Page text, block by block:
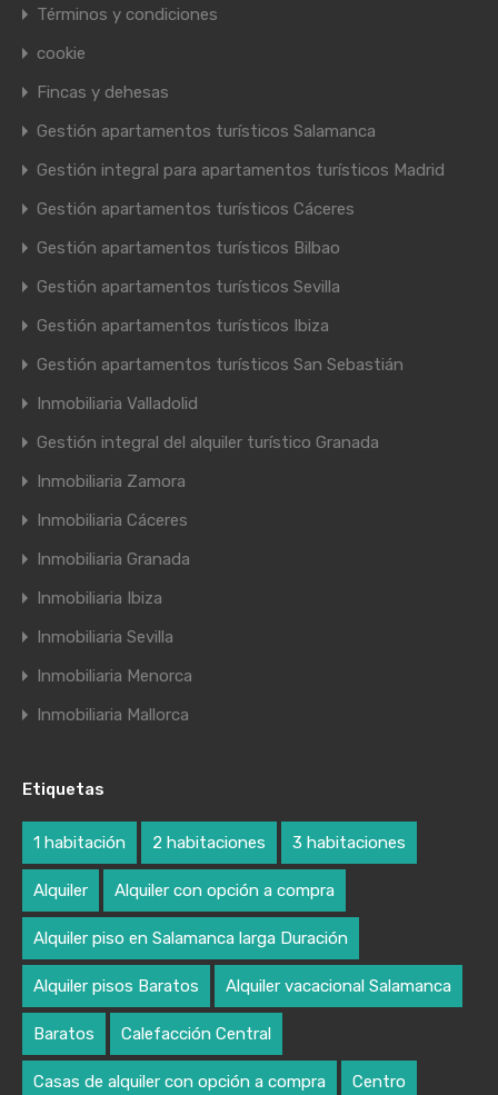
Términos y condiciones
cookie
Fincas y dehesas
Gestión apartamentos turísticos Salamanca
Gestión integral para apartamentos turísticos Madrid
Gestión apartamentos turísticos Cáceres
Gestión apartamentos turísticos Bilbao
Gestión apartamentos turísticos Sevilla
Gestión apartamentos turísticos Ibiza
Gestión apartamentos turísticos San Sebastián
Inmobiliaria Valladolid
Gestión integral del alquiler turístico Granada
Inmobiliaria Zamora
Inmobiliaria Cáceres
Inmobiliaria Granada
Inmobiliaria Ibiza
Inmobiliaria Sevilla
Inmobiliaria Menorca
Inmobiliaria Mallorca
Etiquetas
1 habitación 2 habitaciones 3 habitaciones
Alquiler Alquiler con opción a compra
Alquiler piso en Salamanca larga Duración
Alquiler pisos Baratos Alquiler vacacional Salamanca
Baratos Calefacción Central
Casas de alquiler con opción a compra Centro